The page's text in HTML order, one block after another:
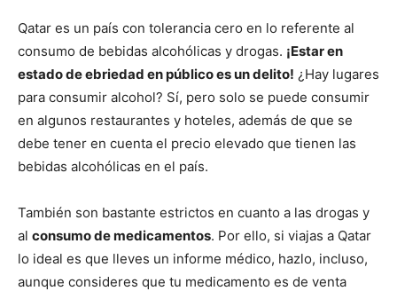
Qatar es un país con tolerancia cero en lo referente al
consumo de bebidas alcohólicas y drogas. ¡Estar en
estado de ebriedad en público es un delito! ¿Hay lugares
para consumir alcohol? Sí, pero solo se puede consumir
en algunos restaurantes y hoteles, además de que se
debe tener en cuenta el precio elevado que tienen las
bebidas alcohólicas en el país.
También son bastante estrictos en cuanto a las drogas y
al consumo de medicamentos. Por ello, si viajas a Qatar
lo ideal es que lleves un informe médico, hazlo, incluso,
aunque consideres que tu medicamento es de venta